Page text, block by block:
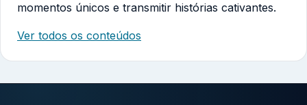
momentos únicos e transmitir histórias cativantes.
Ver todos os conteúdos